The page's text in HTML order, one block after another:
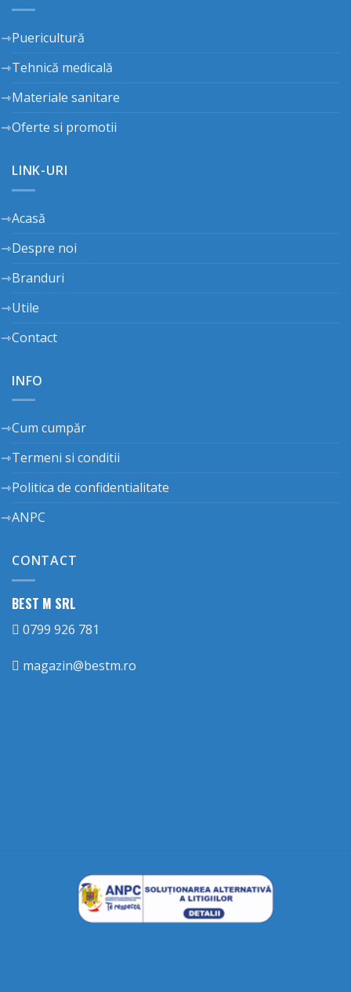
Puericultură
Tehnică medicală
Materiale sanitare
Oferte si promotii
LINK-URI
Acasă
Despre noi
Branduri
Utile
Contact
INFO
Cum cumpăr
Termeni si conditii
Politica de confidentialitate
ANPC
CONTACT
BEST M SRL
0799 926 781
magazin@bestm.ro